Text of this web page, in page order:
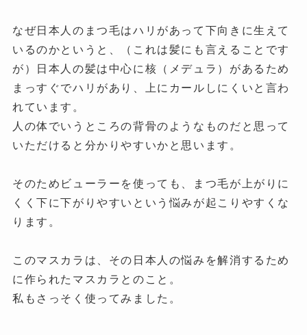
なぜ日本人のまつ毛はハリがあって下向きに生えて
いるのかというと、（これは髪にも言えることです
が）日本人の髪は中心に核（メデュラ）があるため
まっすぐでハリがあり、上にカールしにくいと言わ
れています。
人の体でいうところの背骨のようなものだと思って
いただけると分かりやすいかと思います。
そのためビューラーを使っても、まつ毛が上がりに
くく下に下がりやすいという悩みが起こりやすくな
ります。
このマスカラは、その日本人の悩みを解消するため
に作られたマスカラとのこと。
私もさっそく使ってみました。